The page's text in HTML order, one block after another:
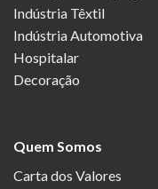
Indústria Têxtil
Indústria Automotiva
Hospitalar
Decoração
Quem Somos
Carta dos Valores